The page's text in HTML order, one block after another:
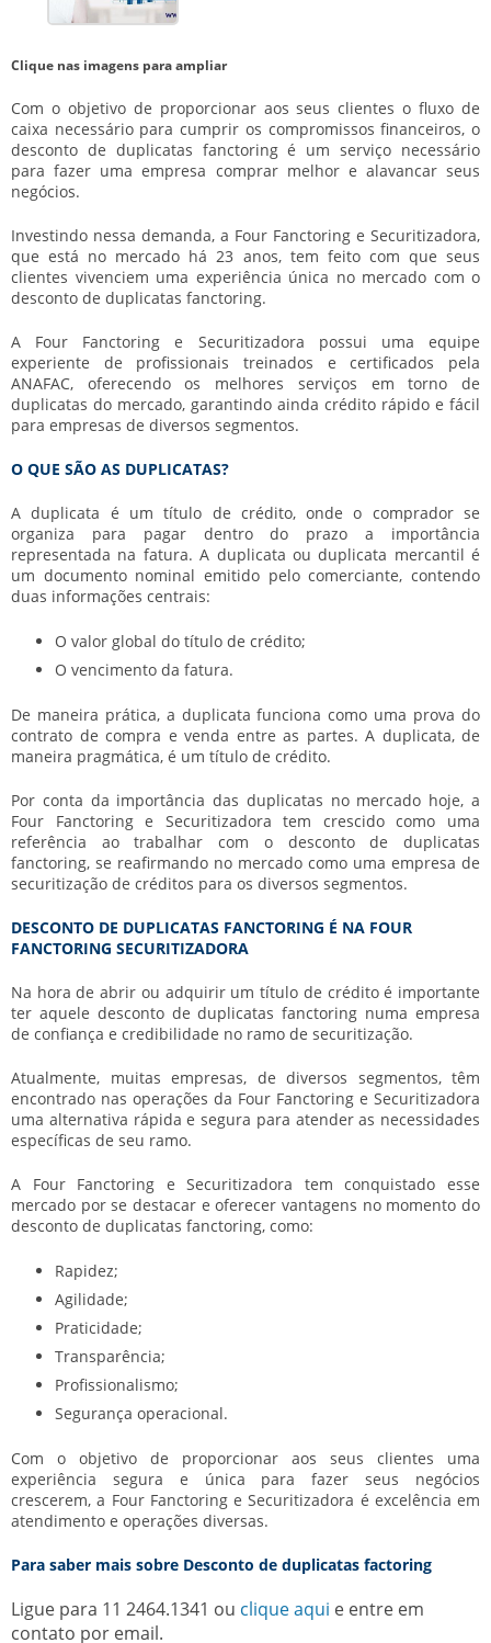
Clique nas imagens para ampliar
Com o objetivo de proporcionar aos seus clientes o fluxo de
caixa necessário para cumprir os compromissos financeiros, o
desconto de duplicatas fanctoring é um serviço necessário
para fazer uma empresa comprar melhor e alavancar seus
negócios.
Investindo nessa demanda, a Four Fanctoring e Securitizadora,
que está no mercado há 23 anos, tem feito com que seus
clientes vivenciem uma experiência única no mercado com o
desconto de duplicatas fanctoring.
A Four Fanctoring e Securitizadora possui uma equipe
experiente de profissionais treinados e certificados pela
ANAFAC, oferecendo os melhores serviços em torno de
duplicatas do mercado, garantindo ainda crédito rápido e fácil
para empresas de diversos segmentos.
O QUE SÃO AS DUPLICATAS?
A duplicata é um título de crédito, onde o comprador se
organiza para pagar dentro do prazo a importância
representada na fatura. A duplicata ou duplicata mercantil é
um documento nominal emitido pelo comerciante, contendo
duas informações centrais:
O valor global do título de crédito;
O vencimento da fatura.
De maneira prática, a duplicata funciona como uma prova do
contrato de compra e venda entre as partes. A duplicata, de
maneira pragmática, é um título de crédito.
Por conta da importância das duplicatas no mercado hoje, a
Four Fanctoring e Securitizadora tem crescido como uma
referência ao trabalhar com o desconto de duplicatas
fanctoring, se reafirmando no mercado como uma empresa de
securitização de créditos para os diversos segmentos.
DESCONTO DE DUPLICATAS FANCTORING É NA FOUR
FANCTORING SECURITIZADORA
Na hora de abrir ou adquirir um título de crédito é importante
ter aquele desconto de duplicatas fanctoring numa empresa
de confiança e credibilidade no ramo de securitização.
Atualmente, muitas empresas, de diversos segmentos, têm
encontrado nas operações da Four Fanctoring e Securitizadora
uma alternativa rápida e segura para atender as necessidades
específicas de seu ramo.
A Four Fanctoring e Securitizadora tem conquistado esse
mercado por se destacar e oferecer vantagens no momento do
desconto de duplicatas fanctoring, como:
Rapidez;
Agilidade;
Praticidade;
Transparência;
Profissionalismo;
Segurança operacional.
Com o objetivo de proporcionar aos seus clientes uma
experiência segura e única para fazer seus negócios
crescerem, a Four Fanctoring e Securitizadora é excelência em
atendimento e operações diversas.
Para saber mais sobre Desconto de duplicatas factoring
Ligue para 11 2464.1341 ou clique aqui e entre em
contato por email.